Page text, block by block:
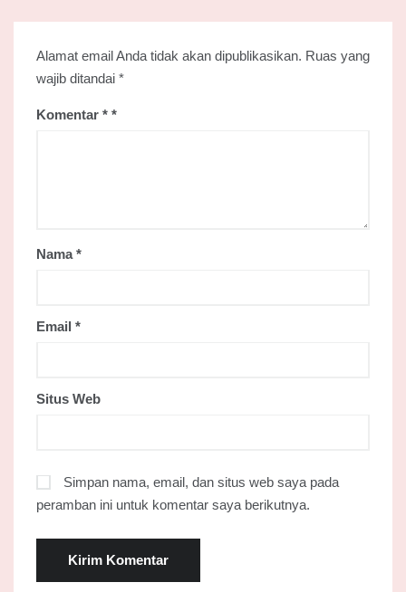
Alamat email Anda tidak akan dipublikasikan. Ruas yang
wajib ditandai *
Komentar *
Nama*
Email *
Situs Web
Simpan nama, email, dan situs web saya pada
peramban ini untuk komentar saya berikutnya.